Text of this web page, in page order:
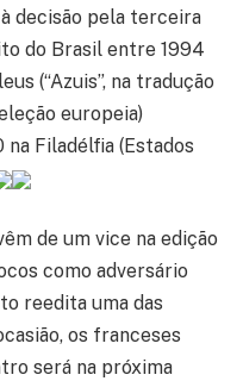
decisão pela terceira
do Brasil entre 1994
(“Azuis”, na tradução
europeia)
na Filadélfia (Estados
de um vice na edição
como adversário
reedita uma das
os franceses
será na próxima